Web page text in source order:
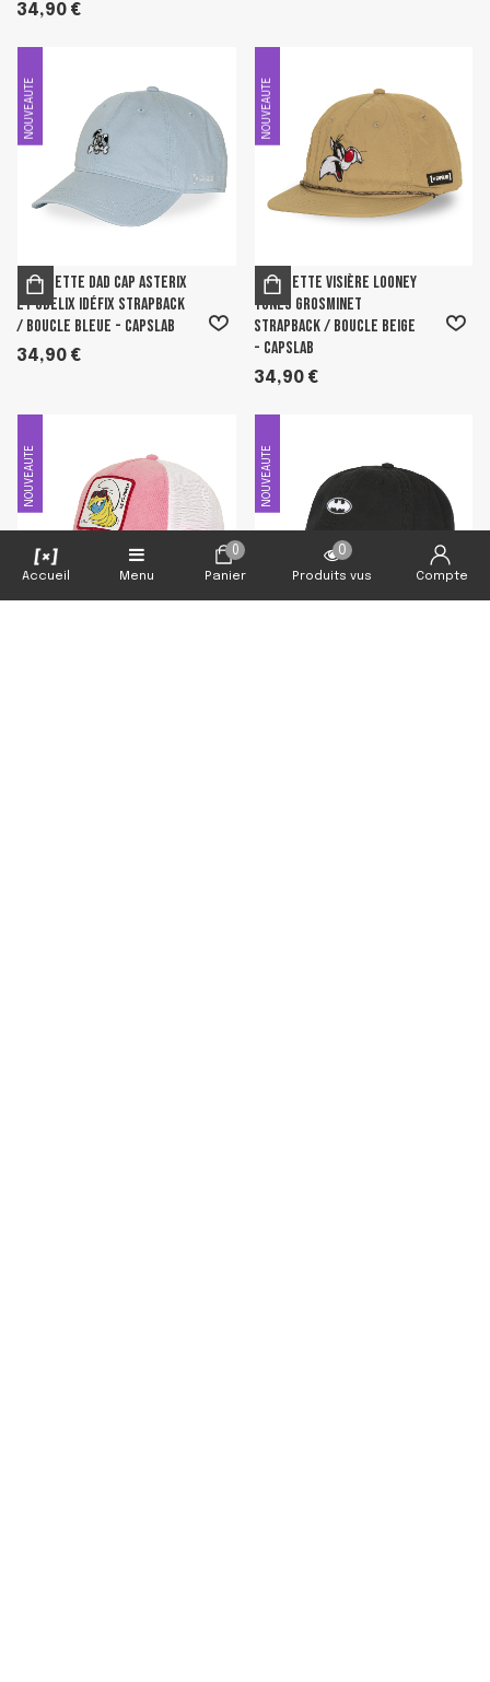
34,90 €
NOUVEAUTE
Casquette Dad cap Asterix
Et Obelix Idéfix Strapback
/ Boucle Bleue - Capslab
34,90 €
NOUVEAUTE
Casquette Visière Looney
Tunes Grosminet
Strapback / Boucle Beige
- Capslab
34,90 €
NOUVEAUTE NOUVEAUTE
Accueil Menu Panier
0
Produits vus
0
Compte